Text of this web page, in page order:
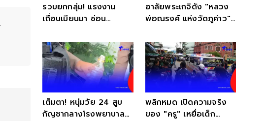
รวบยกกลุ่ม! แรงงาน
เถื่อนเมียนมา ซ่อน
อาลัยพระเกจิดัง "หลวง
พ่อณรงค์ แห่งวัดภูค่าว"
เต็มตา! หนุ่มวัย 24 สูบ
กัญชากลางโรงพยาบาล
พลิกหมด เปิดความจริง
ของ "ครู" เหยื่อเด็ก